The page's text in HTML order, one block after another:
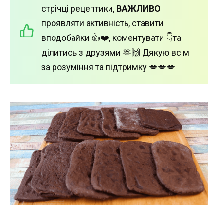
стрічці рецептики, ВАЖЛИВО
проявляти активність, ставити
вподобайки 👍❤️, коментувати 👇та
ділитись з друзями 🫶🙌 Дякую всім
за розуміння та підтримку 💋💋💋